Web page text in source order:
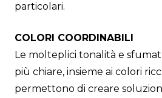
particolari.
COLORI COORDINABILI
Le molteplici tonalità e
più chiare, insieme ai colori
permettono di creare